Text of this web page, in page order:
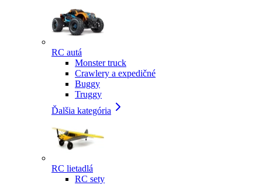
RC autá
Monster truck
Crawlery a expedičné
Buggy
Truggy
Ďalšia kategória
RC lietadlá
RC sety